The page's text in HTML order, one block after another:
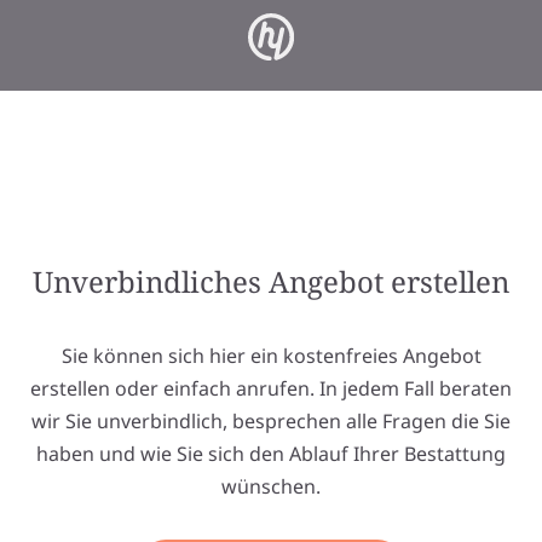
Unverbindliches Angebot erstellen
Sie können sich hier ein kostenfreies Angebot
erstellen oder einfach anrufen. In jedem Fall beraten
wir Sie unverbindlich, besprechen alle Fragen die Sie
haben und wie Sie sich den Ablauf Ihrer Bestattung
wünschen.